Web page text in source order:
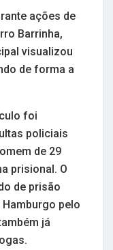
ações de
Barrinha,
visualizou
de forma a
foi
policiais
de 29
prisional. O
de prisão
pelo
já